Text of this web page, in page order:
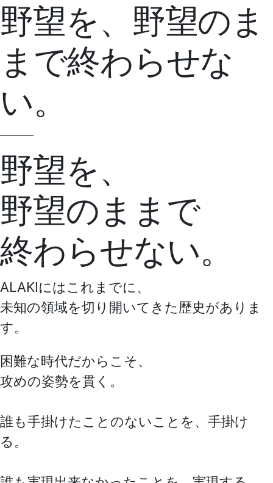
野望を、野望のま
まで終わらせな
い。
野望を、
野望のままで
終わらせない。
ALAKIにはこれまでに、
未知の領域を切り開いてきた歴史がありま
す。
困難な時代だからこそ、
攻めの姿勢を貫く。
誰も手掛けたことのないことを、手掛け
る。